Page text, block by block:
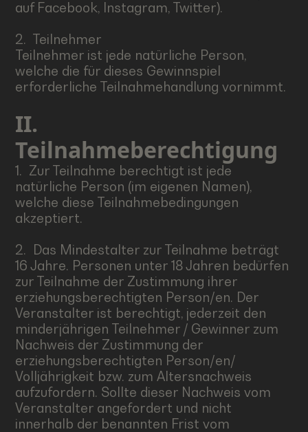
auf Facebook, Instagram, Twitter).
2. Teilnehmer
Teilnehmer ist jede natürliche Person,
welche die für dieses Gewinnspiel
erforderliche Teilnahmehandlung vornimmt.
II.
Teilnahmeberechtigung
1. Zur Teilnahme berechtigt ist jede
natürliche Person (im eigenen Namen),
welche diese Teilnahmebedingungen
akzeptiert.
2. Das Mindestalter zur Teilnahme beträgt
16 Jahre. Personen unter 18 Jahren bedürfen
zur Teilnahme der Zustimmung ihrer
erziehungsberechtigten Person/en. Der
Veranstalter ist berechtigt, jederzeit den
minderjährigen Teilnehmer / Gewinner zum
Nachweis der Zustimmung der
erziehungsberechtigten Person/en/
Volljährigkeit bzw. zum Altersnachweis
aufzufordern. Sollte dieser Nachweis vom
Veranstalter angefordert und nicht
innerhalb der benannten Frist vom